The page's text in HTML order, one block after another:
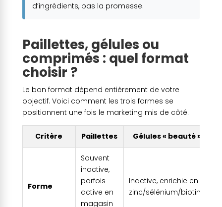
d’ingrédients, pas la promesse.
Paillettes, gélules ou
comprimés : quel format
choisir ?
Le bon format dépend entièrement de votre
objectif. Voici comment les trois formes se
positionnent une fois le marketing mis de côté.
Critère Paillettes Gélules « beauté »
Forme
Souvent
inactive,
parfois
active en
magasin
Inactive, enrichie en
zinc/sélénium/biotine